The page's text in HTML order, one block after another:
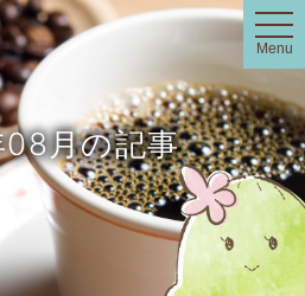
t
o
g
g
l
e
n
a
v
i
g
a
t
i
o
n
Menu
月の記事